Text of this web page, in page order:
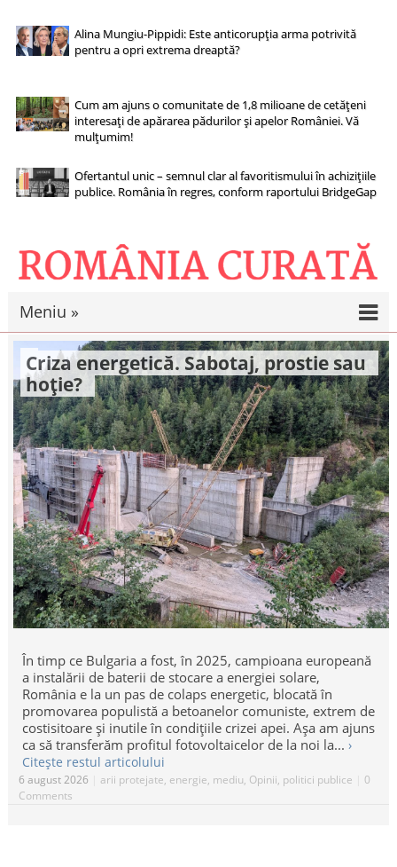
Alina Mungiu-Pippidi: Este anticorupția arma potrivită
pentru a opri extrema dreaptă?
Cum am ajuns o comunitate de 1,8 milioane de cetățeni
interesați de apărarea pădurilor și apelor României. Vă
mulțumim!
Ofertantul unic – semnul clar al favoritismului în achizițiile
publice. România în regres, conform raportului BridgeGap
Meniu »
Criza energetică. Sabotaj, prostie sau
hoție?
În timp ce Bulgaria a fost, în 2025, campioana europeană
a instalării de baterii de stocare a energiei solare,
România e la un pas de colaps energetic, blocată în
promovarea populistă a betoanelor comuniste, extrem de
costisitoare și inutile în condițiile crizei apei. Așa am ajuns
ca să transferăm profitul fotovoltaicelor de la noi la... ›
Citește restul articolului
6 august 2026 arii protejate, energie, mediu, Opinii, politici publice
0
Comments